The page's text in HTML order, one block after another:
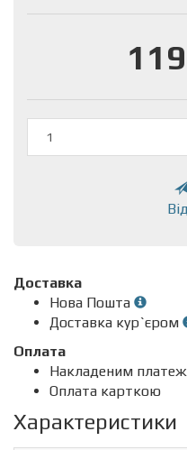
Доставка
Нова Пошта
Доставка кур`єром
Оплата
Накладеним
Оплата карткою
Характеристики